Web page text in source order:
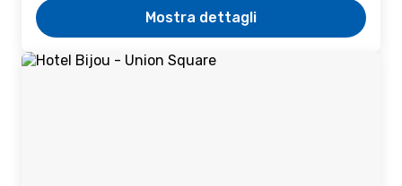
Mostra dettagli